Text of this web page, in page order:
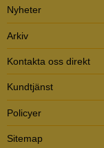
Nyheter
Arkiv
Kontakta oss direkt
Kundtjänst
Policyer
Sitemap